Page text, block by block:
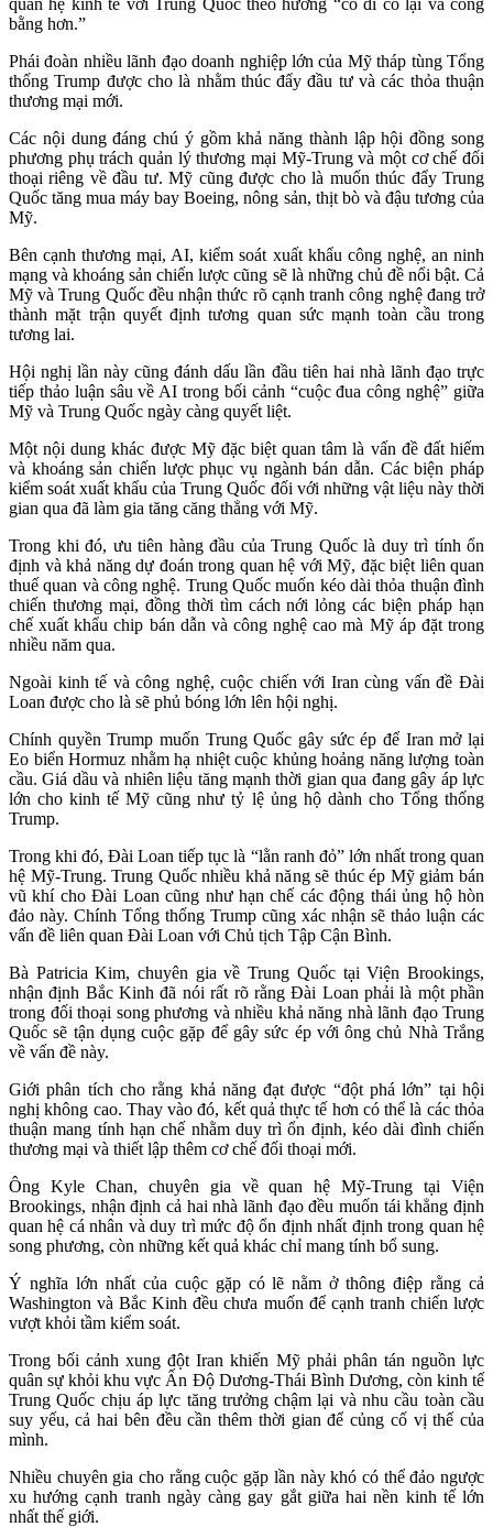
quan hệ kinh tế với Trung Quốc theo hướng “có đi có lại và công
bằng hơn.”
Phái đoàn nhiều lãnh đạo doanh nghiệp lớn của Mỹ tháp tùng Tổng
thống Trump được cho là nhằm thúc đẩy đầu tư và các thỏa thuận
thương mại mới.
Các nội dung đáng chú ý gồm khả năng thành lập hội đồng song
phương phụ trách quản lý thương mại Mỹ-Trung và một cơ chế đối
thoại riêng về đầu tư. Mỹ cũng được cho là muốn thúc đẩy Trung
Quốc tăng mua máy bay Boeing, nông sản, thịt bò và đậu tương của
Mỹ.
Bên cạnh thương mại, AI, kiểm soát xuất khẩu công nghệ, an ninh
mạng và khoáng sản chiến lược cũng sẽ là những chủ đề nổi bật. Cả
Mỹ và Trung Quốc đều nhận thức rõ cạnh tranh công nghệ đang trở
thành mặt trận quyết định tương quan sức mạnh toàn cầu trong
tương lai.
Hội nghị lần này cũng đánh dấu lần đầu tiên hai nhà lãnh đạo trực
tiếp thảo luận sâu về AI trong bối cảnh “cuộc đua công nghệ” giữa
Mỹ và Trung Quốc ngày càng quyết liệt.
Một nội dung khác được Mỹ đặc biệt quan tâm là vấn đề đất hiếm
và khoáng sản chiến lược phục vụ ngành bán dẫn. Các biện pháp
kiểm soát xuất khẩu của Trung Quốc đối với những vật liệu này thời
gian qua đã làm gia tăng căng thẳng với Mỹ.
Trong khi đó, ưu tiên hàng đầu của Trung Quốc là duy trì tính ổn
định và khả năng dự đoán trong quan hệ với Mỹ, đặc biệt liên quan
thuế quan và công nghệ. Trung Quốc muốn kéo dài thỏa thuận đình
chiến thương mại, đồng thời tìm cách nới lỏng các biện pháp hạn
chế xuất khẩu chip bán dẫn và công nghệ cao mà Mỹ áp đặt trong
nhiều năm qua.
Ngoài kinh tế và công nghệ, cuộc chiến với Iran cùng vấn đề Đài
Loan được cho là sẽ phủ bóng lớn lên hội nghị.
Chính quyền Trump muốn Trung Quốc gây sức ép để Iran mở lại
Eo biển Hormuz nhằm hạ nhiệt cuộc khủng hoảng năng lượng toàn
cầu. Giá dầu và nhiên liệu tăng mạnh thời gian qua đang gây áp lực
lớn cho kinh tế Mỹ cũng như tỷ lệ ủng hộ dành cho Tổng thống
Trump.
Trong khi đó, Đài Loan tiếp tục là “lằn ranh đỏ” lớn nhất trong quan
hệ Mỹ-Trung. Trung Quốc nhiều khả năng sẽ thúc ép Mỹ giảm bán
vũ khí cho Đài Loan cũng như hạn chế các động thái ủng hộ hòn
đảo này. Chính Tổng thống Trump cũng xác nhận sẽ thảo luận các
vấn đề liên quan Đài Loan với Chủ tịch Tập Cận Bình.
Bà Patricia Kim, chuyên gia về Trung Quốc tại Viện Brookings,
nhận định Bắc Kinh đã nói rất rõ rằng Đài Loan phải là một phần
trong đối thoại song phương và nhiều khả năng nhà lãnh đạo Trung
Quốc sẽ tận dụng cuộc gặp để gây sức ép với ông chủ Nhà Trắng
về vấn đề này.
Giới phân tích cho rằng khả năng đạt được “đột phá lớn” tại hội
nghị không cao. Thay vào đó, kết quả thực tế hơn có thể là các thỏa
thuận mang tính hạn chế nhằm duy trì ổn định, kéo dài đình chiến
thương mại và thiết lập thêm cơ chế đối thoại mới.
Ông Kyle Chan, chuyên gia về quan hệ Mỹ-Trung tại Viện
Brookings, nhận định cả hai nhà lãnh đạo đều muốn tái khẳng định
quan hệ cá nhân và duy trì mức độ ổn định nhất định trong quan hệ
song phương, còn những kết quả khác chỉ mang tính bổ sung.
Ý nghĩa lớn nhất của cuộc gặp có lẽ nằm ở thông điệp rằng cả
Washington và Bắc Kinh đều chưa muốn để cạnh tranh chiến lược
vượt khỏi tầm kiểm soát.
Trong bối cảnh xung đột Iran khiến Mỹ phải phân tán nguồn lực
quân sự khỏi khu vực Ấn Độ Dương-Thái Bình Dương, còn kinh tế
Trung Quốc chịu áp lực tăng trưởng chậm lại và nhu cầu toàn cầu
suy yếu, cả hai bên đều cần thêm thời gian để củng cố vị thế của
mình.
Nhiều chuyên gia cho rằng cuộc gặp lần này khó có thể đảo ngược
xu hướng cạnh tranh ngày càng gay gắt giữa hai nền kinh tế lớn
nhất thế giới.